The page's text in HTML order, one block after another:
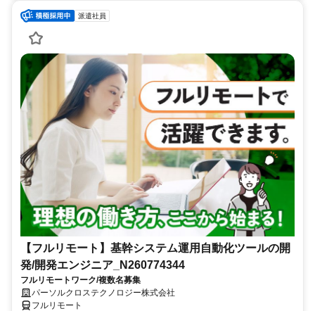
派遣社員
【フルリモート】基幹システム運用自動化ツールの開
発/開発エンジニア_N260774344
フルリモートワーク/複数名募集
パーソルクロステクノロジー株式会社
フルリモート